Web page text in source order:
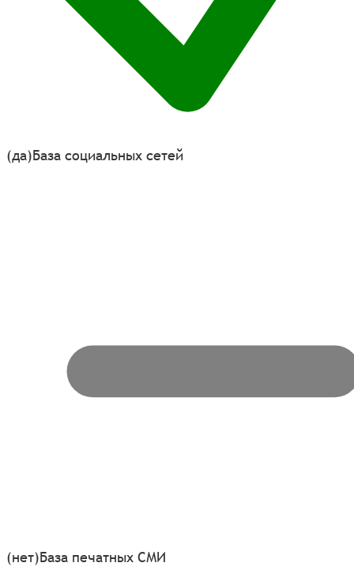
(да)База социальных сетей
(нет)База печатных СМИ